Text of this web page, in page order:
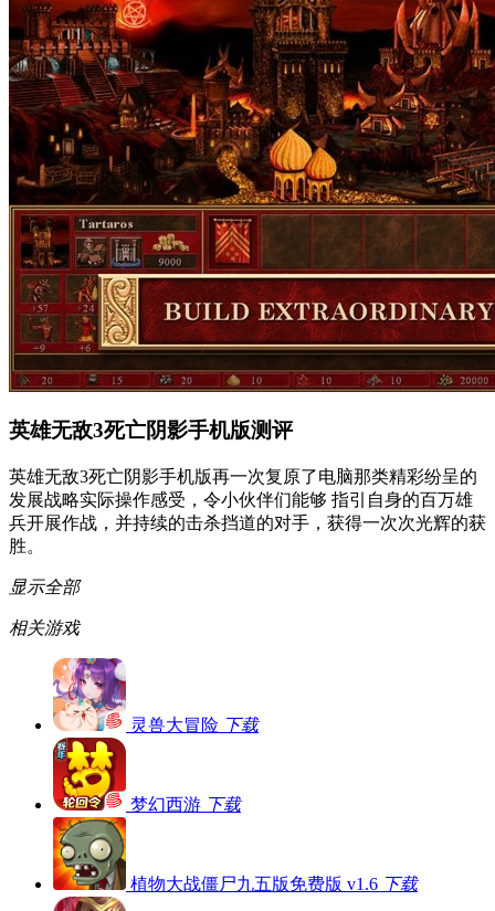
英雄无敌3死亡阴影手机版测评
英雄无敌3死亡阴影手机版再一次复原了电脑那类精彩纷呈的
发展战略实际操作感受，令小伙伴们能够 指引自身的百万雄
兵开展作战，并持续的击杀挡道的对手，获得一次次光辉的获
胜。
显示全部
相关游戏
灵兽大冒险 下载
梦幻西游 下载
植物大战僵尸九五版免费版 v1.6 下载